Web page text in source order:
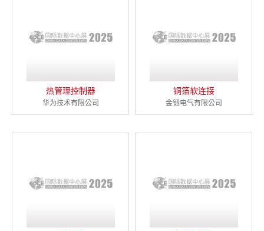
热管理控制器
华为技术有限公司
铜箔软连接
金锢电气有限公司